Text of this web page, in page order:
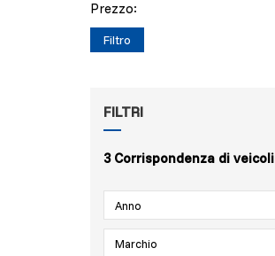
Prezzo:
Filtro
FILTRI
3 Corrispondenza di veicoli
Anno
Marchio